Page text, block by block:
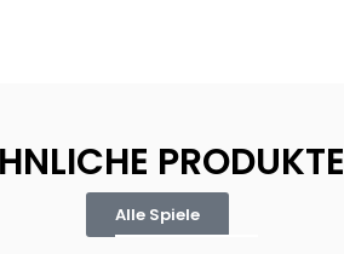
PRODUKTE
Alle Spiele